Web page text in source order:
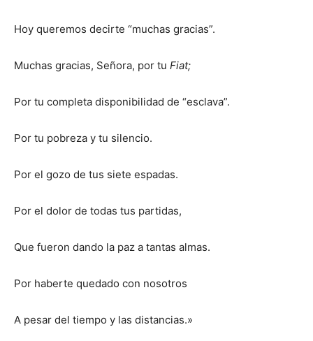
Hoy queremos decirte “muchas gracias”.
Muchas gracias, Señora, por tu Fiat;
Por tu completa disponibilidad de “esclava”.
Por tu pobreza y tu silencio.
Por el gozo de tus siete espadas.
Por el dolor de todas tus partidas,
Que fueron dando la paz a tantas almas.
Por haberte quedado con nosotros
A pesar del tiempo y las distancias.»